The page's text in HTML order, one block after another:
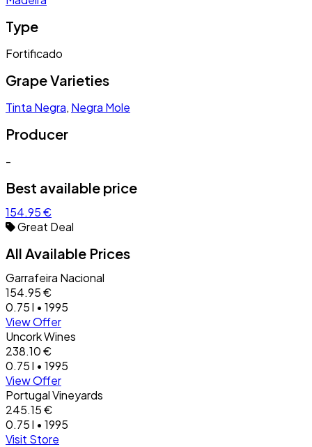
Type
Fortificado
Grape Varieties
Tinta Negra, Negra Mole
Producer
-
Best available price
154.95 €
Great Deal
All Available Prices
Garrafeira Nacional
154.95 €
0.75 l • 1995
View Offer
Uncork Wines
238.10 €
0.75 l • 1995
View Offer
Portugal Vineyards
245.15 €
0.75 l • 1995
Visit Store